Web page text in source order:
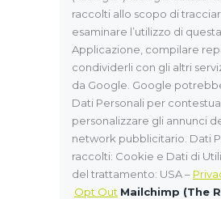
raccolti allo scopo di
esaminare l’utilizzo di questa
Applicazione, compilare
condividerli con gli altri
da Google. Google
Dati Personali per
personalizzare gli annunci
network pubblicitario. Dati
raccolti: Cookie e Dati di
del trattamento: USA –
Opt Out Mailchimp (The